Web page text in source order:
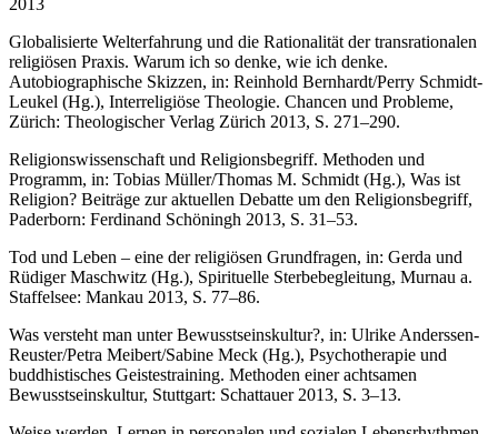
Globalisierte Welterfahrung und die Rationalität der transrationalen
religiösen Praxis. Warum ich so denke, wie ich denke.
Autobiographische Skizzen, in: Reinhold Bernhardt/Perry Schmidt-
Leukel (Hg.), Interreligiöse Theologie. Chancen und Probleme,
Zürich: Theologischer Verlag Zürich 2013, S. 271–290.
Religionswissenschaft und Religionsbegriff. Methoden und
Programm, in: Tobias Müller/Thomas M. Schmidt (Hg.), Was ist
Religion? Beiträge zur aktuellen Debatte um den Religionsbegriff,
Paderborn: Ferdinand Schöningh 2013, S. 31–53.
Tod und Leben – eine der religiösen Grundfragen, in: Gerda und
Rüdiger Maschwitz (Hg.), Spirituelle Sterbebegleitung, Murnau a.
Staffelsee: Mankau 2013, S. 77–86.
Was versteht man unter Bewusstseinskultur?, in: Ulrike Anderssen-
Reuster/Petra Meibert/Sabine Meck (Hg.), Psychotherapie und
buddhistisches Geistestraining. Methoden einer achtsamen
Bewusstseinskultur, Stuttgart: Schattauer 2013, S. 3–13.